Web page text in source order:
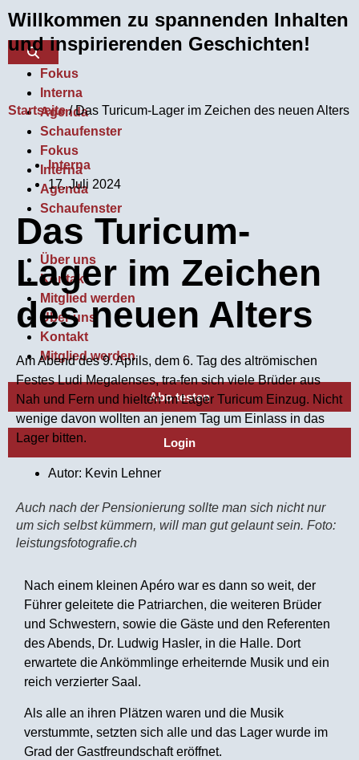
Fokus
Interna
Agenda
Schaufenster
Fokus
Interna
Agenda
Schaufenster
Über uns
Kontakt
Mitglied werden
Über uns
Kontakt
Mitglied werden
Abo testen
Login
Willkommen zu spannenden Inhalten
und inspirierenden Geschichten!
Startseite/Das Turicum-Lager im Zeichen des neuen Alters
Interna
17. Juli 2024
Das Turicum-
Lager im Zeichen
des neuen Alters
Am Abend des 9. Aprils, dem 6. Tag des altrömischen
Festes Ludi Megalenses, tra-fen sich viele Brüder aus
Nah und Fern und hielten im Lager Turicum Einzug. Nicht
wenige davon wollten an jenem Tag um Einlass in das
Lager bitten.
Autor: Kevin Lehner
Auch nach der Pensionierung sollte man sich nicht nur
um sich selbst kümmern, will man gut gelaunt sein. Foto:
leistungsfotografie.ch
Nach einem kleinen Apéro war es dann so weit, der
Führer geleitete die Patriarchen, die weiteren Brüder
und Schwestern, sowie die Gäste und den Referenten
des Abends, Dr. Ludwig Hasler, in die Halle. Dort
erwartete die Ankömmlinge erheiternde Musik und ein
reich verzierter Saal.
Als alle an ihren Plätzen waren und die Musik
verstummte, setzten sich alle und das Lager wurde im
Grad der Gastfreundschaft eröffnet.